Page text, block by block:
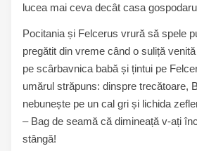
lucea mai ceva decât casa
Pocitania și Felcerus vrură să spele
pregătit din vreme când o suliță
pe scârbavnica babă și țintui pe
umărul străpuns: dinspre trecătoare,
nebunește pe un cal gri și lichida
– Bag de seamă că dimineață v-ați
stângă!